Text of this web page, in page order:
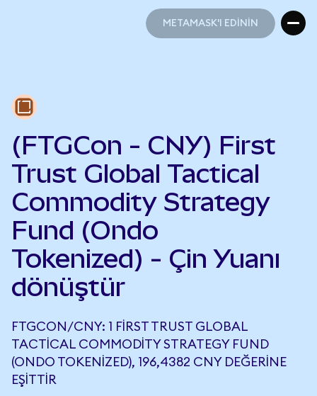
METAMASK'I EDİNİN
(FTGCon - CNY) First
Trust Global Tactical
Commodity Strategy
Fund (Ondo
Tokenized) - Çin Yuanı
dönüştür
FTGCON/CNY: 1 FIRST TRUST GLOBAL
TACTICAL COMMODITY STRATEGY FUND
(ONDO TOKENIZED), 196,4382 CNY DEĞERINE
EŞITTIR